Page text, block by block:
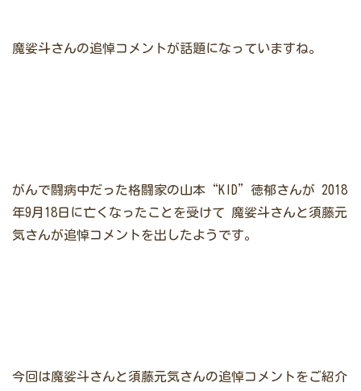
魔娑斗さんの追悼コメントが話題になっていますね。
がんで闘病中だった格闘家の山本“KID”徳郁さんが 2018
年9月18日に亡くなったことを受けて 魔娑斗さんと須藤元
気さんが追悼コメントを出したようです。
今回は魔娑斗さんと須藤元気さんの追悼コメントをご紹介